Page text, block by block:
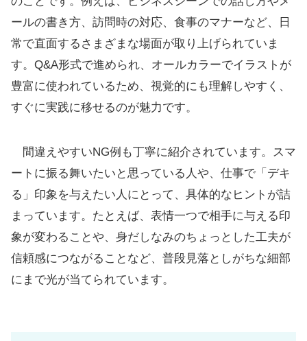
ールの書き方、訪問時の対応、食事のマナーなど、日
常で直面するさまざまな場面が取り上げられていま
す。Q&A形式で進められ、オールカラーでイラストが
豊富に使われているため、視覚的にも理解しやすく、
すぐに実践に移せるのが魅力です。
間違えやすいNG例も丁寧に紹介されています。スマ
ートに振る舞いたいと思っている人や、仕事で「デキ
る」印象を与えたい人にとって、具体的なヒントが詰
まっています。たとえば、表情一つで相手に与える印
象が変わることや、身だしなみのちょっとした工夫が
信頼感につながることなど、普段見落としがちな細部
にまで光が当てられています。